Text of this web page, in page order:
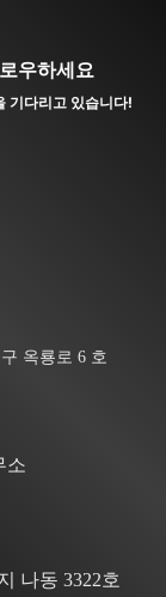
우하세요
기다리고 있습니다!
옥룡로 6 호
소
나동 3322호